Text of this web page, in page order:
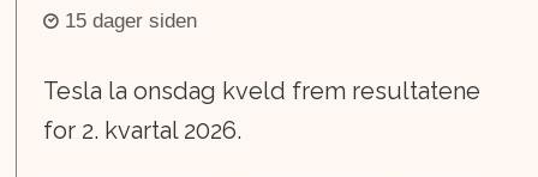
15 dager siden
Tesla la onsdag kveld frem resultatene
for 2. kvartal 2026.